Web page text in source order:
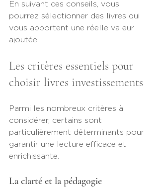
En suivant ces conseils, vous
pourrez sélectionner des livres qui
vous apportent une réelle valeur
ajoutée.
Les critères essentiels pour
choisir livres investissements
Parmi les nombreux critères à
considérer, certains sont
particulièrement déterminants pour
garantir une lecture efficace et
enrichissante.
La clarté et la pédagogie